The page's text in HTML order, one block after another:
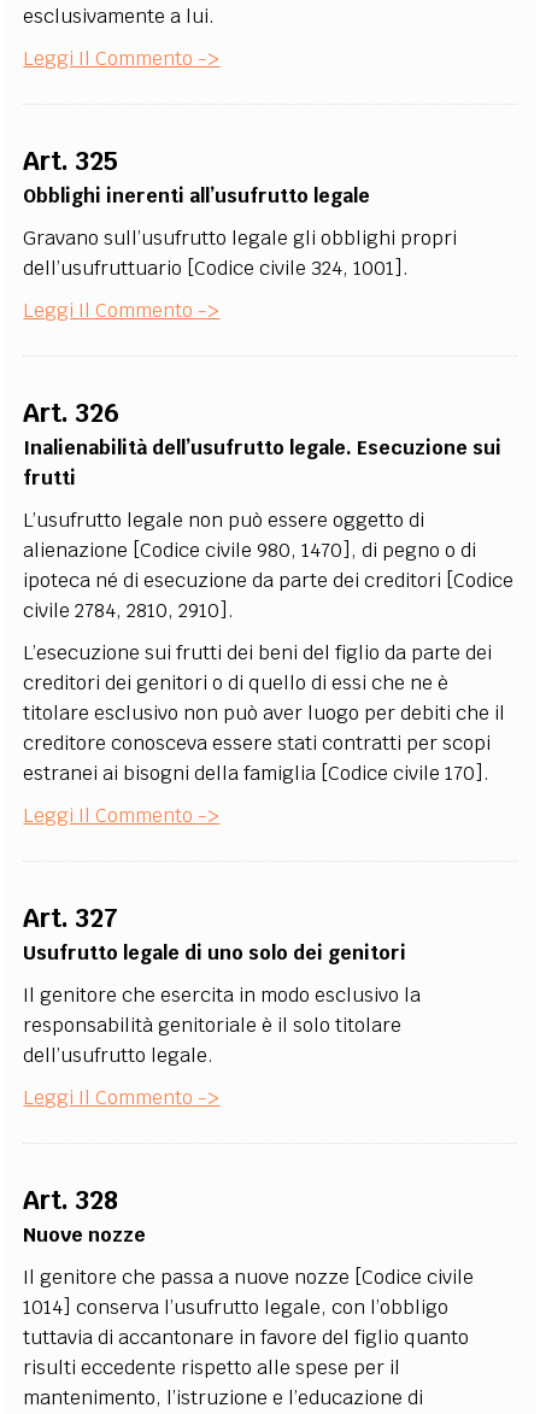
esclusivamente a lui.
Leggi Il Commento ->
Art. 325
Obblighi inerenti all’usufrutto legale
Gravano sull’usufrutto legale gli obblighi propri
dell’usufruttuario [Codice civile 324, 1001].
Leggi Il Commento ->
Art. 326
Inalienabilità dell’usufrutto legale. Esecuzione sui
frutti
L’usufrutto legale non può essere oggetto di
alienazione [Codice civile 980, 1470], di pegno o di
ipoteca né di esecuzione da parte dei creditori [Codice
civile 2784, 2810, 2910].
L’esecuzione sui frutti dei beni del figlio da parte dei
creditori dei genitori o di quello di essi che ne è
titolare esclusivo non può aver luogo per debiti che il
creditore conosceva essere stati contratti per scopi
estranei ai bisogni della famiglia [Codice civile 170].
Leggi Il Commento ->
Art. 327
Usufrutto legale di uno solo dei genitori
Il genitore che esercita in modo esclusivo la
responsabilità genitoriale è il solo titolare
dell’usufrutto legale.
Leggi Il Commento ->
Art. 328
Nuove nozze
Il genitore che passa a nuove nozze [Codice civile
1014] conserva l’usufrutto legale, con l’obbligo
tuttavia di accantonare in favore del figlio quanto
risulti eccedente rispetto alle spese per il
mantenimento, l’istruzione e l’educazione di